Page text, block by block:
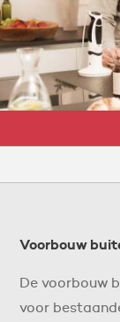
Voorbouw
De voorbouw
voor